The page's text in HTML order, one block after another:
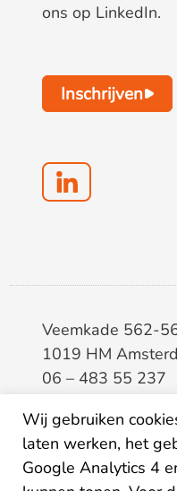
ons op LinkedIn.
Inschrijven
Veemkade 562-
1019 HM
06 – 483 55 237
BTW
KvK34207150
Wij gebruiken
laten werken, het
Google Analytics 4